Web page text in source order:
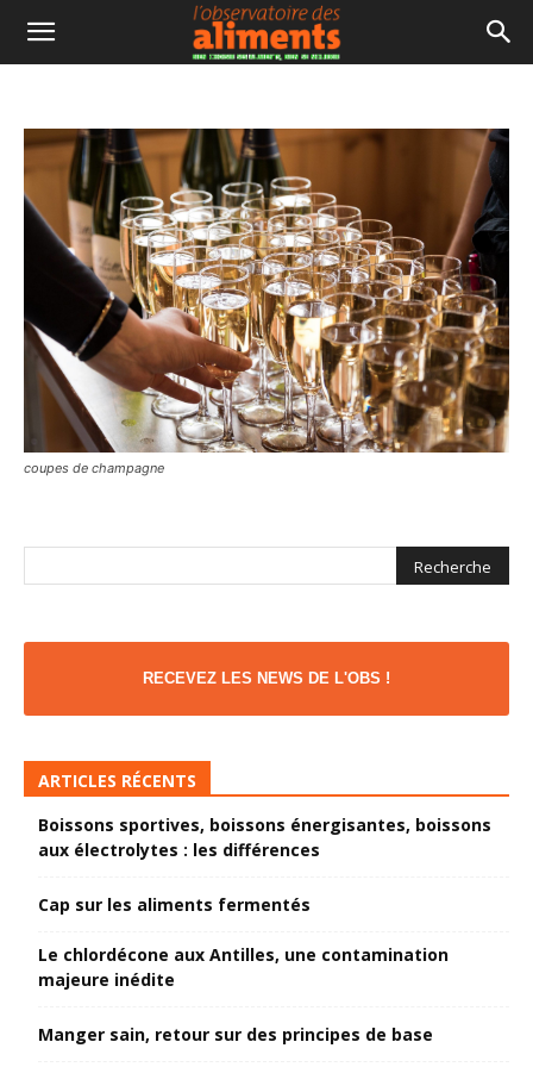
coupes de champagne
RECEVEZ LES NEWS DE L'OBS !
ARTICLES RÉCENTS
Boissons sportives, boissons énergisantes, boissons
aux électrolytes : les différences
Cap sur les aliments fermentés
Le chlordécone aux Antilles, une contamination
majeure inédite
Manger sain, retour sur des principes de base